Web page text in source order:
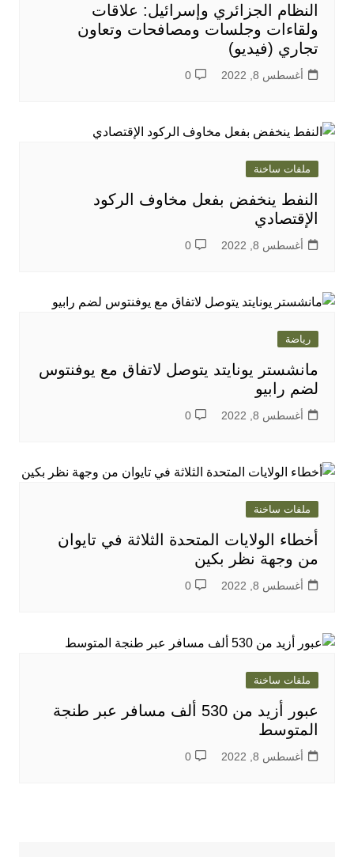
النظام الجزائري وإسرائيل: علاقات
ولقاءات وجلسات ومصافحات وتعاون
تجاري (فيديو)
أغسطس 8, 2022 0
ملفات ساخنة
النفط ينخفض بفعل مخاوف الركود
الإقتصادي
أغسطس 8, 2022 0
رياضة
مانشستر يونايتد يتوصل لاتفاق مع يوفنتوس
لضم رابيو
أغسطس 8, 2022 0
ملفات ساخنة
أخطاء الولايات المتحدة الثلاثة في تايوان
من وجهة نظر بكين
أغسطس 8, 2022 0
ملفات ساخنة
عبور أزيد من 530 ألف مسافر عبر طنجة
المتوسط
أغسطس 8, 2022 0